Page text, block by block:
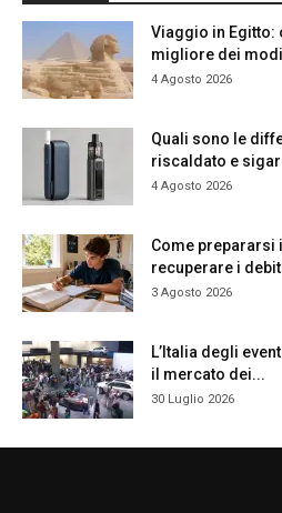
Viaggio in Egitto:
migliore dei modi
4 Agosto 2026
Quali sono le
riscaldato e
4 Agosto 2026
Come prepararsi
recuperare i
3 Agosto 2026
L’Italia degli
il mercato dei...
30 Luglio 2026